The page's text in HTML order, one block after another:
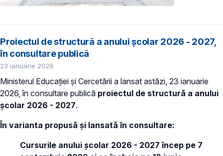
Proiectul de structură a anului școlar 2026 - 2027,
în consultare publică
23 ianuarie 2026
Ministerul Educației și Cercetării a lansat astăzi, 23 ianuarie
2026, în consultare publică proiectul de structură a anului
școlar 2026 - 2027.
În varianta propusă și lansată în consultare:
Cursurile anului școlar 2026 - 2027 încep pe 7